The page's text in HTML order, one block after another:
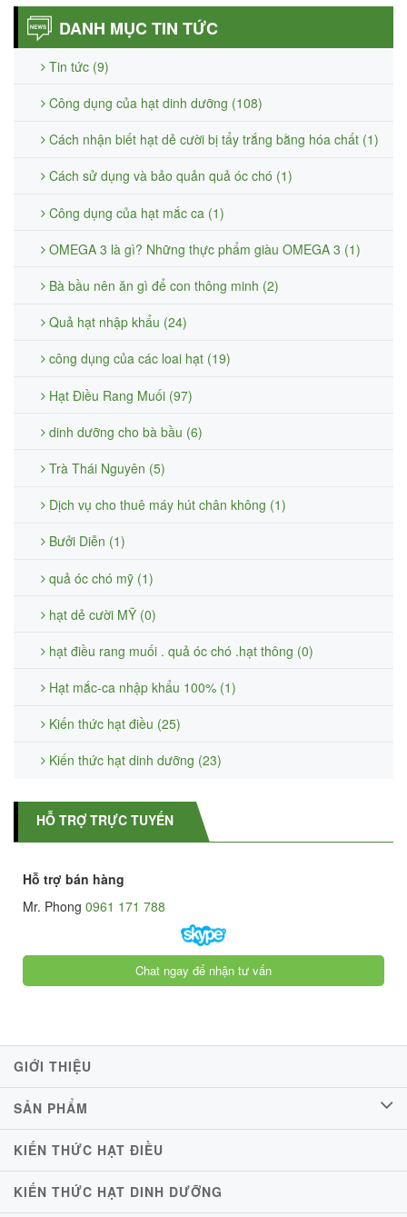
DANH MỤC TIN TỨC
Tin tức (9)
Công dụng của hạt dinh dưỡng (108)
Cách nhận biết hạt dẻ cười bị tẩy trắng bằng hóa chất (1)
Cách sử dụng và bảo quản quả óc chó (1)
Công dụng của hạt mắc ca (1)
OMEGA 3 là gì? Những thực phẩm giàu OMEGA 3 (1)
Bà bầu nên ăn gì để con thông minh (2)
Quả hạt nhập khẩu (24)
công dụng của các loai hạt (19)
Hạt Điều Rang Muối (97)
dinh dưỡng cho bà bầu (6)
Trà Thái Nguyên (5)
Dịch vụ cho thuê máy hút chân không (1)
Bưởi Diễn (1)
quả óc chó mỹ (1)
hạt dẻ cười MỸ (0)
hạt điều rang muối . quả óc chó .hạt thông (0)
Hạt mắc-ca nhập khẩu 100% (1)
Kiến thức hạt điều (25)
Kiến thức hạt dinh dưỡng (23)
HỖ TRỢ TRỰC TUYẾN
Hỗ trợ bán hàng
Mr. Phong 0961 171 788
Chat ngay để nhận tư vấn
GIỚI THIỆU
SẢN PHẨM
KIẾN THỨC HẠT ĐIỀU
KIẾN THỨC HẠT DINH DƯỠNG